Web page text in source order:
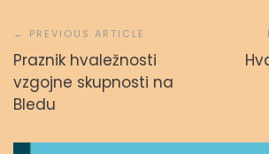
prispevka
Praznik hvaležnosti
vzgojne skupnosti na
Bledu